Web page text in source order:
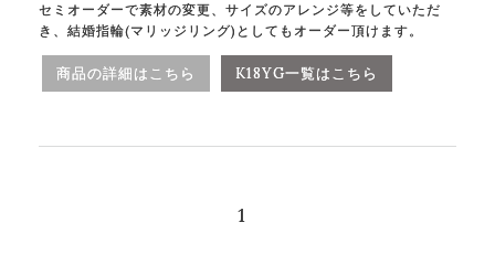
セミオーダーで素材の変更、サイズのアレンジ等をしていただ
き、結婚指輪(マリッジリング)としてもオーダー頂けます。
商品の詳細はこちら K18YG一覧はこちら
1